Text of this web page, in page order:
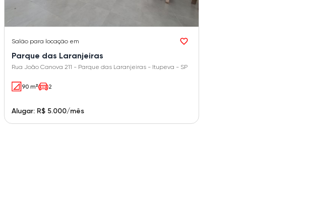
Salão para locação em
Parque das Laranjeiras
Rua João Canova 211 - Parque das Laranjeiras - Itupeva - SP
90 m² 2
Alugar: R$ 5.000/mês